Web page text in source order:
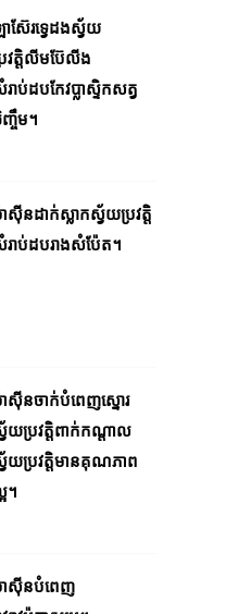
ស៊ែរទ្វេដងស្វ័យ
វតិ្តលីមប៊ែលីង
ាប់ដបកែវប្លាស្ទិកសត្វ
ចឹម។
ស៊ីនដាក់ស្លាកស្វ័យប្រវត្តិ
ាប់ដបរាងសំប៉ែត។
ស៊ីនចាក់បំពេញស្នោរ
យប្រវត្តិពាក់កណ្តាល
យប្រវត្តិមានគុណភាព
។
ស៊ីនបំពេញ